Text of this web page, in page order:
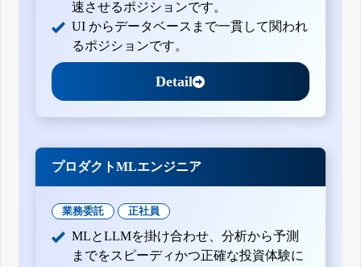
速させるポジションです。
UI からデータベースまで一貫して関われ
るポジションです。
Detail
プロダクトMLエンジニア
業務委託 正社員
MLとLLMを掛け合わせ、分析から予測
までをスピーディかつ正確な投資体験に